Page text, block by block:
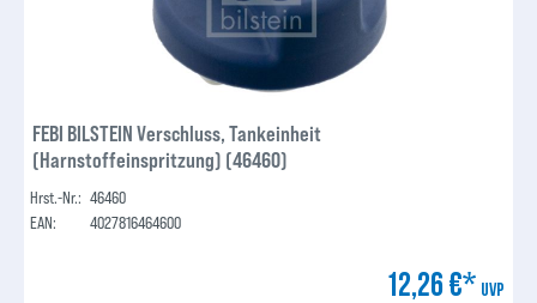
FEBI BILSTEIN Verschluss, Tankeinheit
(Harnstoffeinspritzung) (46460)
Hrst.-Nr.: 46460
EAN:
4027816464600
12,26 €* UVP